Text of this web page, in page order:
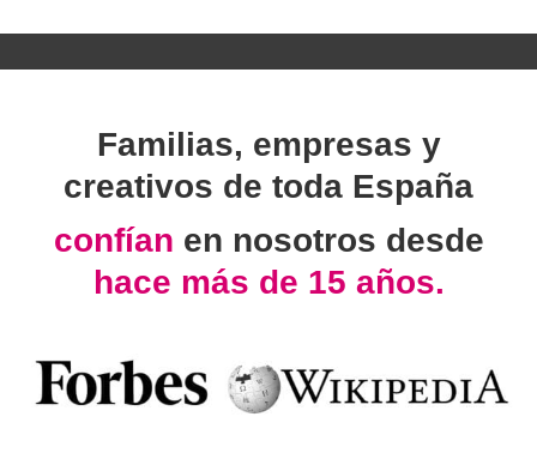
Familias, empresas y
creativos de toda España
confían en nosotros desde
hace más de 15 años.